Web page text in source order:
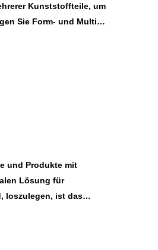
Kunststoffteile, um
Sie Form- und Multi-
Standards
und Produkte mit
Lösung für
loszulegen, ist das